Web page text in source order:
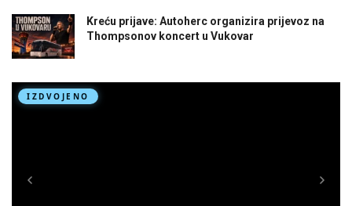
Kreću prijave: Autoherc organizira prijevoz na
Thompsonov koncert u Vukovar